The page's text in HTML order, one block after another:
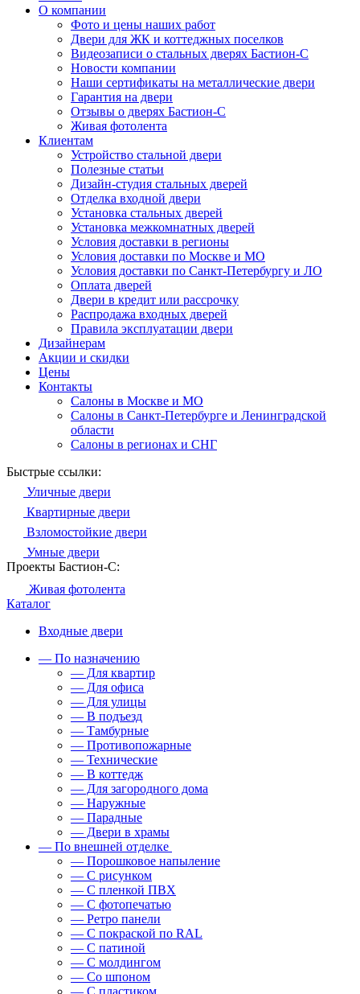
О компании
Фото и цены наших работ
Двери для ЖК и коттеджных поселков
Видеозаписи о стальных дверях Бастион-С
Новости компании
Наши сертификаты на металлические двери
Гарантия на двери
Отзывы о дверях Бастион-С
Живая фотолента
Клиентам
Устройство стальной двери
Полезные статьи
Дизайн-студия стальных дверей
Отделка входной двери
Установка стальных дверей
Установка межкомнатных дверей
Условия доставки в регионы
Условия доставки по Москве и МО
Условия доставки по Санкт-Петербургу и ЛО
Оплата дверей
Двери в кредит или рассрочку
Распродажа входных дверей
Правила эксплуатации двери
Дизайнерам
Акции и скидки
Цены
Контакты
Салоны в Москве и МО
Салоны в Санкт-Петербурге и Ленинградской
области
Салоны в регионах и СНГ
Быстрые ссылки:
Уличные двери
Квартирные двери
Взломостойкие двери
Умные двери
Проекты Бастион-С:
Живая фотолента
Каталог
Входные двери
— По назначению
— Для квартир
— Для офиса
— Для улицы
— В подъезд
— Тамбурные
— Противопожарные
— Технические
— В коттедж
— Для загородного дома
— Наружные
— Парадные
— Двери в храмы
— По внешней отделке
— Порошковое напыление
— С рисунком
— С пленкой ПВХ
— С фотопечатью
— Ретро панели
— С покраской по RAL
— С патиной
— С молдингом
— Со шпоном
— С пластиком